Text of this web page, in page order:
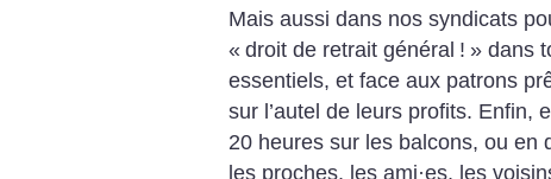
Mais aussi dans nos syndicats
« droit de retrait général ! » dans
essentiels, et face aux patrons
sur l’autel de leurs profits. Enfin,
20 heures sur les balcons, ou en
les proches, les ami·es, les